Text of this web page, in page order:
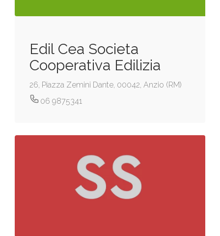
Edil Cea Societa
Cooperativa Edilizia
26, Piazza Zemini Dante, 00042, Anzio (RM)
06 9875341